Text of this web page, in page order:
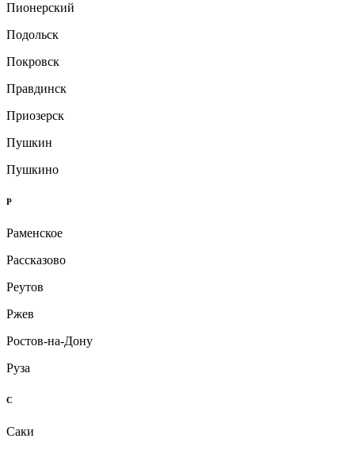
Пионерский
Подольск
Покровск
Правдинск
Приозерск
Пушкин
Пушкино
Р
Раменское
Рассказово
Реутов
Ржев
Ростов-на-Дону
Руза
С
Саки